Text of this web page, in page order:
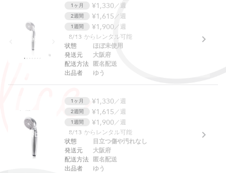
Webでは予約できません。アプリをご利用ください。
1ヶ月 ¥1,330／週
2週間 ¥1,615／週
1週間 ¥1,900／週
8/13 からレンタル可能
状態
発送元
配送方法
出品者
ほぼ未使用
大阪府
匿名配送
ゆう
Webでは予約できません。アプリをご利用ください。
1ヶ月 ¥1,330／週
2週間 ¥1,615／週
1週間 ¥1,900／週
8/13 からレンタル可能
状態
発送元
配送方法
出品者
目立つ傷や汚れなし
大阪府
匿名配送
ゆう